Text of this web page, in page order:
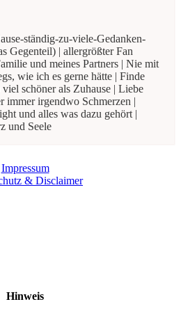
ständig-zu-viele-Gedanken-
Gegenteil) | allergrößter Fan
und meines Partners | Nie mit
wie ich es gerne hätte | Finde
schöner als Zuhause | Liebe
immer irgendwo Schmerzen |
und alles was dazu gehört |
und Seele
Impressum
& Disclaimer
Hinweis